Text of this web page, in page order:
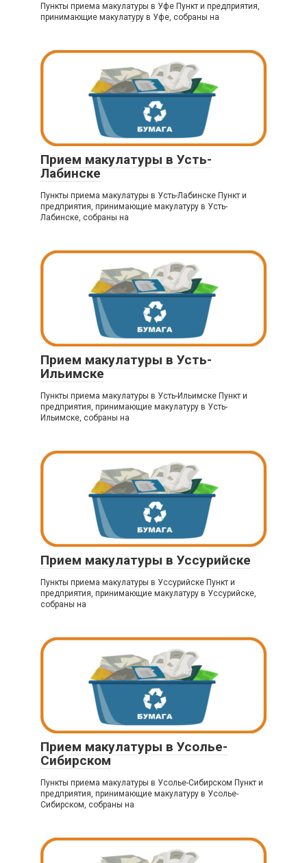
Пункты приема макулатуры в Уфе Пункт и предприятия,
принимающие макулатуру в Уфе, собраны на
Прием макулатуры в Усть-
Лабинске
Пункты приема макулатуры в Усть-Лабинске Пункт и
предприятия, принимающие макулатуру в Усть-
Лабинске, собраны на
Прием макулатуры в Усть-
Ильимске
Пункты приема макулатуры в Усть-Ильимске Пункт и
предприятия, принимающие макулатуру в Усть-
Ильимске, собраны на
Прием макулатуры в Уссурийске
Пункты приема макулатуры в Уссурийске Пункт и
предприятия, принимающие макулатуру в Уссурийске,
собраны на
Прием макулатуры в Усолье-
Сибирском
Пункты приема макулатуры в Усолье-Сибирском Пункт и
предприятия, принимающие макулатуру в Усолье-
Сибирском, собраны на